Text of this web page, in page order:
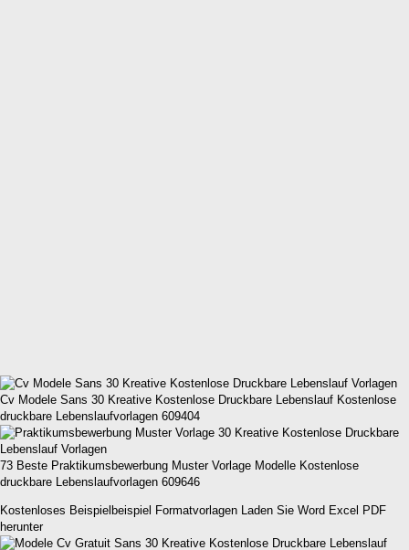
Cv Modele Sans 30 Kreative Kostenlose Druckbare Lebenslauf Kostenlose
druckbare Lebenslaufvorlagen 609404
73 Beste Praktikumsbewerbung Muster Vorlage Modelle Kostenlose
druckbare Lebenslaufvorlagen 609646
Kostenloses Beispielbeispiel Formatvorlagen Laden Sie Word Excel PDF
herunter